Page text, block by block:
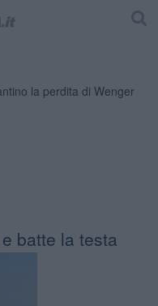
batte la testa